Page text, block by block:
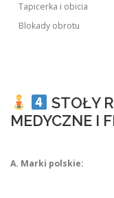
Tapicerka i obicia
Blokady obrotu
STOŁY
MEDYCZNE I
A. Marki polskie: